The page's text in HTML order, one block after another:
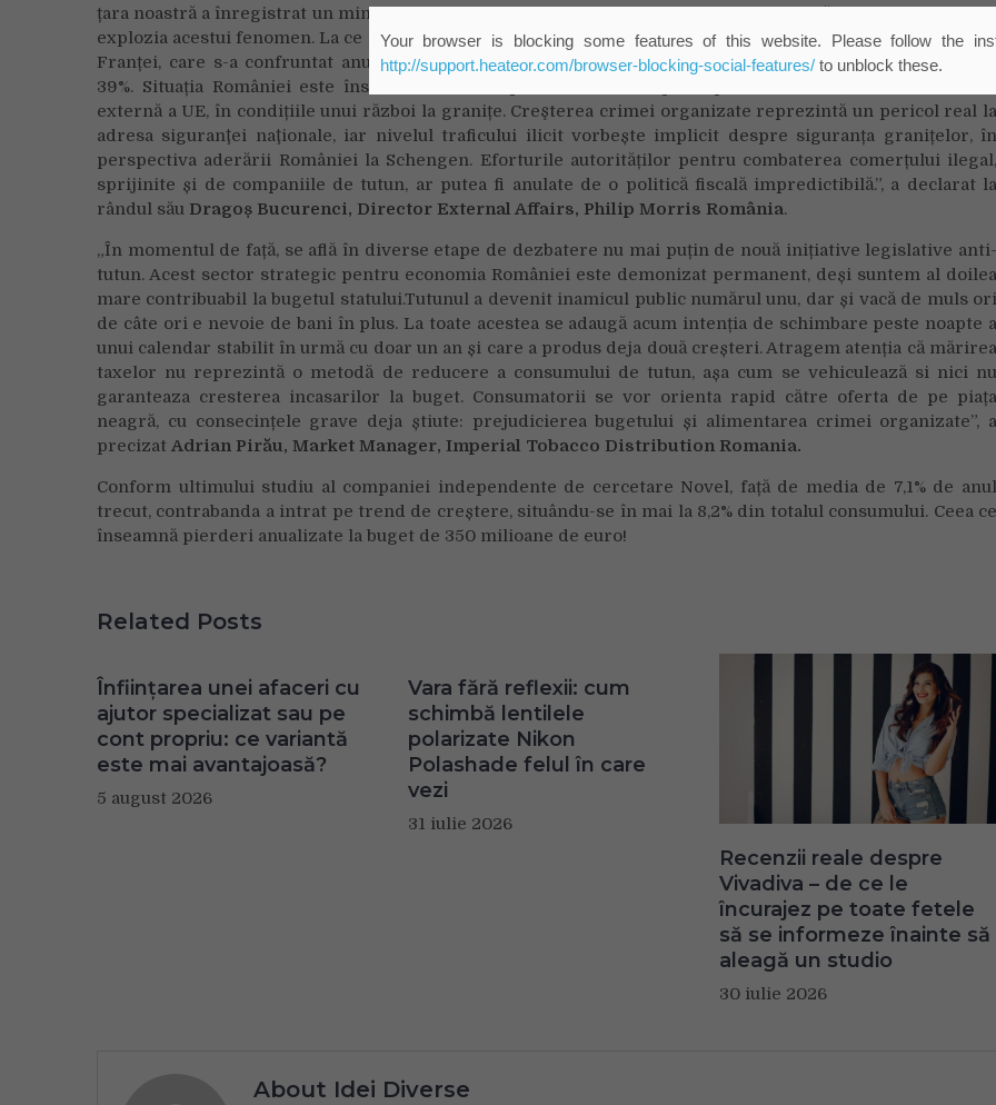
țara noastră a înregistrat un minim istoric al pieței negre de țigarete, o creștere bruscă a taxelor va duce la
explozia acestui fenomen. La ce poate duce o politică de creștere agresivă a accizelor putem vedea în cazul
Franței, care s-a confruntat anul trecut cu un nivel-record al traficului ilicit de țigarete, care a ajuns la
39%. Situația României este însă mult mai complexă: avem de apărat peste 2.000 de km de frontieră
externă a UE, în condițiile unui război la granițe. Creşterea crimei organizate reprezintă un pericol real la
adresa siguranţei naţionale, iar nivelul traficului ilicit vorbește implicit despre siguranța granițelor, în
perspectiva aderării României la Schengen. Eforturile autorităților pentru combaterea comerțului ilegal,
sprijinite și de companiile de tutun, ar putea fi anulate de o politică fiscală impredictibilă.”, a declarat la
rândul său Dragoș Bucurenci, Director External Affairs, Philip Morris România.
„În momentul de față, se află în diverse etape de dezbatere nu mai puțin de nouă inițiative legislative anti-
tutun. Acest sector strategic pentru economia României este demonizat permanent, deși suntem al doilea
mare contribuabil la bugetul statului.Tutunul a devenit inamicul public numărul unu, dar și vacă de muls ori
de câte ori e nevoie de bani în plus. La toate acestea se adaugă acum intenția de schimbare peste noapte a
unui calendar stabilit în urmă cu doar un an și care a produs deja două creșteri. Atragem atenția că mărirea
taxelor nu reprezintă o metodă de reducere a consumului de tutun, așa cum se vehiculează si nici nu
garanteaza cresterea incasarilor la buget. Consumatorii se vor orienta rapid către oferta de pe piața
neagră, cu consecințele grave deja știute: prejudicierea bugetului și alimentarea crimei organizate”, a
precizat Adrian Pirău, Market Manager, Imperial Tobacco Distribution Romania.
Conform ultimului studiu al companiei independente de cercetare Novel, față de media de 7,1% de anul
trecut, contrabanda a intrat pe trend de creștere, situându-se în mai la 8,2% din totalul consumului. Ceea ce
înseamnă pierderi anualizate la buget de 350 milioane de euro!
Related Posts
Înființarea unei afaceri cu
ajutor specializat sau pe
cont propriu: ce variantă
este mai avantajoasă?
5 august 2026
Vara fără reflexii: cum
schimbă lentilele
polarizate Nikon
Polashade felul în care
vezi
31 iulie 2026
Recenzii reale despre
Vivadiva – de ce le
încurajez pe toate fetele
să se informeze înainte să
aleagă un studio
30 iulie 2026
About Idei Diverse
Your browser is blocking some features of this website. Please follow the
http://support.heateor.com/browser-blocking-social-features/to unblock these.